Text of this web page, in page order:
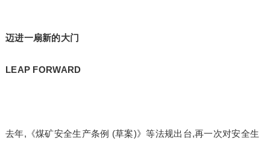
迈进一扇新的大门
LEAP FORWARD
去年,《煤矿安全生产条例 (草案)》等法规出台,再一次对安全生